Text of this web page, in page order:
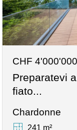
CHF
Preparatevi
fiato...
Chardonne
241 m²